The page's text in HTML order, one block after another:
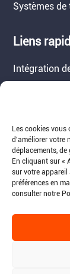
Systèmes
Liens
Intégration
Tél. : 717-490-
Adresse :
Suite 500,
PA 17057
Courriel :
Les cookies vous
d'améliorer votre
déplacements,
En cliquant sur «
sur votre appareil
préférences en
consulter notre